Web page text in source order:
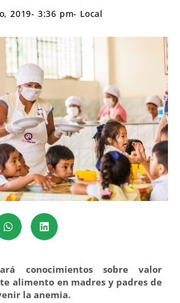
2019- 3:36 pm- Local
conocimientos sobre valor
alimento en madres y padres de
la anemia.